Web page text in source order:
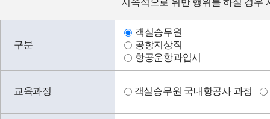
구분
객실승무원
공항지상직
항공운항과입시
교육과정 객실승무원 국내항공사 과정